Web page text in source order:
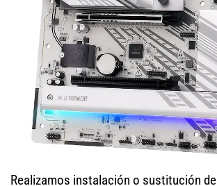
Realizamos instalación o sustitución de